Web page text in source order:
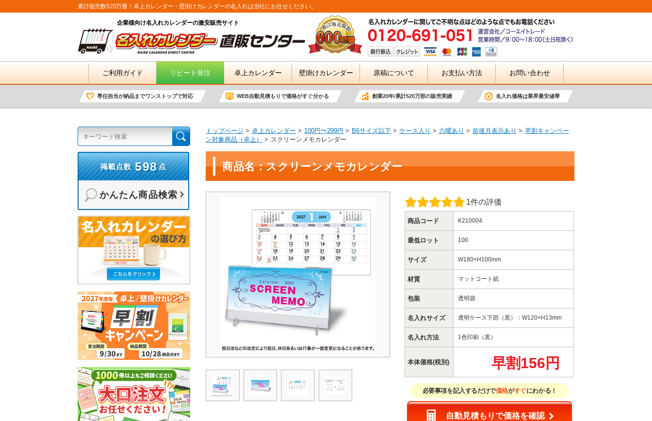
累計販売数520万冊！卓上カレンダー・壁掛けカレンダーの名入れは当社にお任せください。
企業様向け名入れカレンダーの激安販売サイト
ご利用ガイド リピート発注 卓上カレンダー 壁掛けカレンダー 原稿について お支払い方法 お問い合わせ
専任担当が納品までワンストップで対応 WEB自動見積もりで価格がすぐ分かる 創業20年/累計520万部の販売実績 名入れ価格は業界最安値帯
トップページ 卓上カレンダー 100円〜299円 B6サイズ以下 ケース入り 六曜あり 前後月表示あり
早割キャンペー
ン対象商品（卓上）
スクリーンメモカレンダー
商品名：スクリーンメモカレンダー
1件
商品コード K210004
最低ロット 100
サイズ W180×H100mm
材質 マットコート紙
包装 透明袋
名入れサイズ 透明ケース下部（黒）：W120×H13mm
名入れ方法 1色印刷（黒）
本体価格(税別) 早割156円
必要事項を記入するだけで価格がすぐにわかる！
自動見積もりで価格を確認
掲載点数 598点
かんたん商品検索